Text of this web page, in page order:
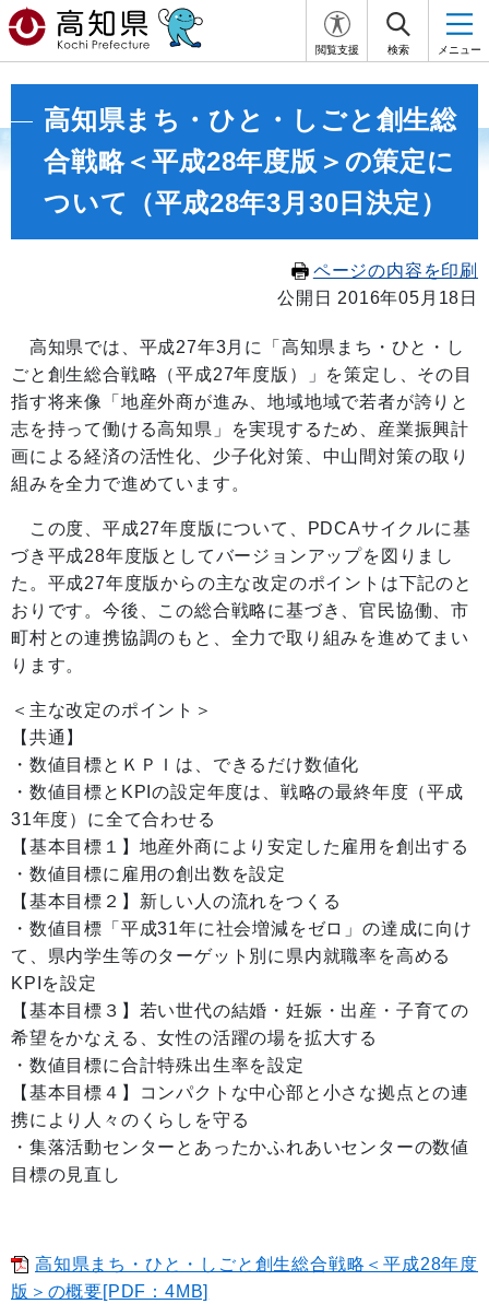
閲覧支援 検索 メニュー
高知県まち・ひと・しごと創生総
合戦略＜平成28年度版＞の策定に
ついて（平成28年3月30日決定）
ページの内容を印刷
公開日 2016年05月18日
高知県では、平成27年3月に「高知県まち・ひと・し
ごと創生総合戦略（平成27年度版）」を策定し、その目
指す将来像「地産外商が進み、地域地域で若者が誇りと
志を持って働ける高知県」を実現するため、産業振興計
画による経済の活性化、少子化対策、中山間対策の取り
組みを全力で進めています。
この度、平成27年度版について、PDCAサイクルに基
づき平成28年度版としてバージョンアップを図りまし
た。平成27年度版からの主な改定のポイントは下記のと
おりです。今後、この総合戦略に基づき、官民協働、市
町村との連携協調のもと、全力で取り組みを進めてまい
ります。
＜主な改定のポイント＞
【共通】
・数値目標とＫＰＩは、できるだけ数値化
・数値目標とKPIの設定年度は、戦略の最終年度（平成
31年度）に全て合わせる
【基本目標１】地産外商により安定した雇用を創出する
・数値目標に雇用の創出数を設定
【基本目標２】新しい人の流れをつくる
・数値目標「平成31年に社会増減をゼロ」の達成に向け
て、県内学生等のターゲット別に県内就職率を高める
KPIを設定
【基本目標３】若い世代の結婚・妊娠・出産・子育ての
希望をかなえる、女性の活躍の場を拡大する
・数値目標に合計特殊出生率を設定
【基本目標４】コンパクトな中心部と小さな拠点との連
携により人々のくらしを守る
・集落活動センターとあったかふれあいセンターの数値
目標の見直し
高知県まち・ひと・しごと創生総合戦略＜平成28年度
版＞の概要[PDF：4MB]